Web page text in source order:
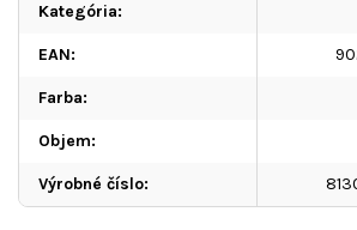
Kategória:
EAN:
Farba:
Objem:
Výrobné číslo: